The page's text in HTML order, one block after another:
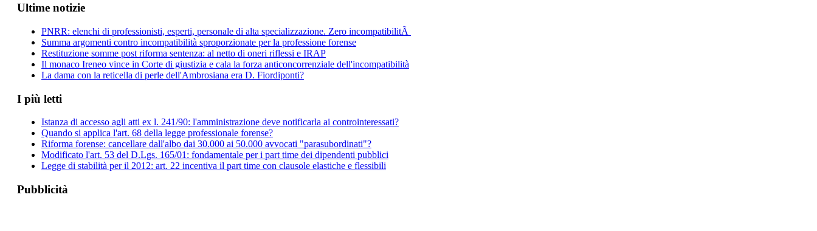
Ultime notizie
PNRR: elenchi di professionisti, esperti, personale di alta specializzazione. Zero incompatibilitÃ
Summa argomenti contro incompatibilità sproporzionate per la professione forense
Restituzione somme post riforma sentenza: al netto di oneri riflessi e IRAP
Il monaco Ireneo vince in Corte di giustizia e cala la forza anticoncorrenziale dell'incompatibilità
La dama con la reticella di perle dell'Ambrosiana era D. Fiordiponti?
I più letti
Istanza di accesso agli atti ex l. 241/90: l'amministrazione deve notificarla ai controinteressati?
Quando si applica l'art. 68 della legge professionale forense?
Riforma forense: cancellare dall'albo dai 30.000 ai 50.000 avvocati "parasubordinati"?
Modificato l'art. 53 del D.Lgs. 165/01: fondamentale per i part time dei dipendenti pubblici
Legge di stabilità per il 2012: art. 22 incentiva il part time con clausole elastiche e flessibili
Pubblicità